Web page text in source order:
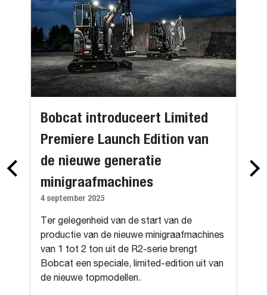
Bobcat introduceert Limited
Premiere Launch Edition van
de nieuwe generatie
minigraafmachines
4 september 2025
Ter gelegenheid van de start van de
productie van de nieuwe minigraafmachines
van 1 tot 2 ton uit de R2-serie brengt
Bobcat een speciale, limited-edition uit van
de nieuwe topmodellen.